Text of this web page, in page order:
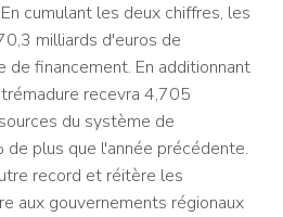
cumulant les deux chiffres, les
milliards d'euros de
de financement. En additionnant
recevra 4,705
du système de
plus que l'année précédente.
record et réitère les
aux gouvernements régionaux